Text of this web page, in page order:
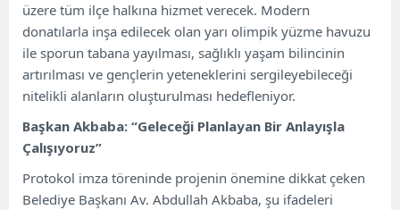
üzere tüm ilçe halkına hizmet verecek. Modern
donatılarla inşa edilecek olan yarı olimpik yüzme havuzu
ile sporun tabana yayılması, sağlıklı yaşam bilincinin
artırılması ve gençlerin yeteneklerini sergileyebileceği
nitelikli alanların oluşturulması hedefleniyor.
Başkan Akbaba: “Geleceği Planlayan Bir Anlayışla
Çalışıyoruz”
Protokol imza töreninde projenin önemine dikkat çeken
Belediye Başkanı Av. Abdullah Akbaba, şu ifadeleri